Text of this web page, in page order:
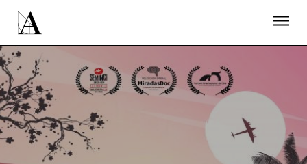
RESIDENCIAS
ÚNETE A LA ACADEMIA DE CINE
PRENSA
NEWSLETTER